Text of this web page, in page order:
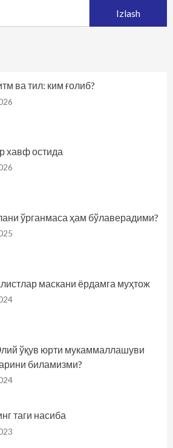
ва тил: ким ғолиб?
хавф остида
ўрганмаса ҳам бўлаверадими?
маскани ёрдамга муҳтож
ўқув юрти мукаммаллашуви
биламизми?
таги насиба